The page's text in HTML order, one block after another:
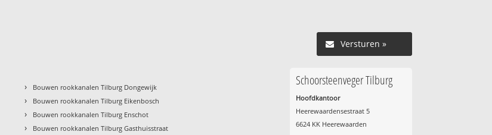
Versturen »
› Bouwen rookkanalen Tilburg Dongewijk
› Bouwen rookkanalen Tilburg Eikenbosch
› Bouwen rookkanalen Tilburg Enschot
› Bouwen rookkanalen Tilburg Gasthuisstraat
Schoorsteenveger Tilburg
Hoofdkantoor
Heerewaardensestraat 5
6624 KK Heerewaarden